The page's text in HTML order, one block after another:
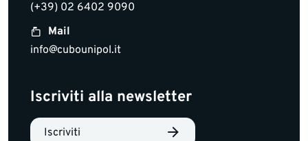
(+39) 02 6402 9090
Mail
info@cubounipol.it
Iscriviti alla newsletter
Iscriviti